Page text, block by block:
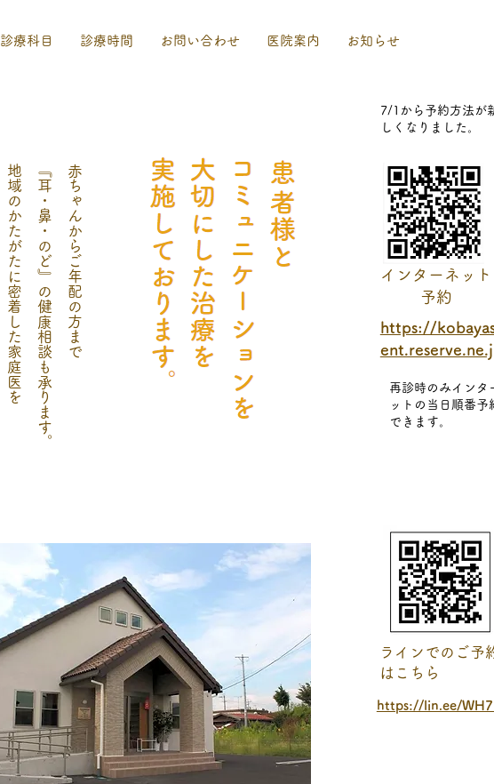
診療科目 診療時間 お問い合わせ 医院案内 お知らせ
7/1から予約方法が
しくなりました。
赤ちゃんからご年配の方まで
『耳・鼻・のど』の健康相談も承ります。
地域のかたがたに密着した家庭医を
インターネット
予約
https://
再診時のみインタ
ットの当日順番予
できます。
ラインでのご予
はこちら
https://lin.ee/